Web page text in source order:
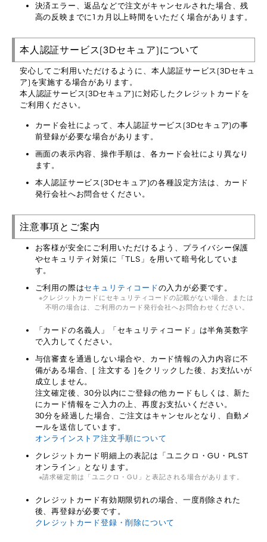
決済エラー、返品などで注文がキャンセルされた場合、残
高の反映までに1カ月以上時間をいただく場合があります。
本人認証サービス(3Dセキュア)について
安心してご利用いただけるように、本人認証サービス(3Dセキュ
ア)を実施する場合があります。
本人認証サービス(3Dセキュア)に対応したクレジットカードを
ご利用ください。
カード会社によって、本人認証サービス(3Dセキュア)の事
前登録が必要な場合があります。
画面の表示内容、操作手順は、各カード会社により異なり
ます。
本人認証サービス(3Dセキュア)の各種設定方法は、カード
発行会社へお問合せください。
注意事項とご案内
お客様が安全にご利用いただけるよう、プライバシー保護
やセキュリティ対策に「TLS」を用いて暗号化していま
す。
ご利用の際はセキュリティコードの入力が必要です。
クレジットカードにセキュリティコードの記載がない場合、または
不明の場合は、ご利用のカード発行会社へお問合わせください。
「カードの名義人」「セキュリティコード」は半角英数字
で入力してください。
与信審査を通過しない場合や、カード情報の入力内容に不
備がある場合、[ 注文する ]をクリックした後、お支払いが
成立しません。
注文確定後、30分以内にご登録の他カードもしくは、新た
にカード情報をご入力の上、再度お支払いください。
30分を経過した場合、ご注文はキャンセルとなり、自動メ
ールを送信しています。
オンラインストア注文手順について
クレジットカード明細上の表記は「ユニクロ・GU・PLST
オンライン」となります。
請求確定前は「ユニクロ・GU」と表記される場合があります。
クレジットカード有効期限切れの場合、一度削除された
後、再登録が必要です。
クレジットカード登録・削除について